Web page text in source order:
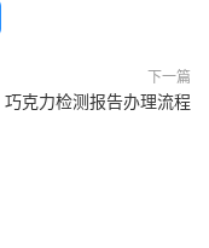
下一篇
巧克力检测报告办理流程